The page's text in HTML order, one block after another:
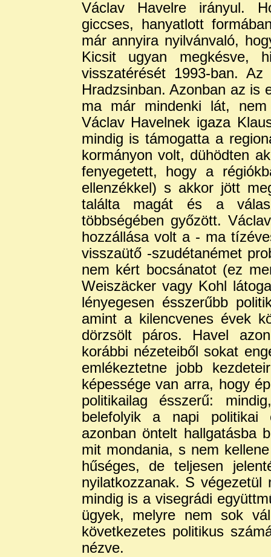
Václav Havelre irányul.
giccses, hanyatlott
már annyira nyilvánvaló,
Kicsit ugyan megkésve,
visszatérését 1993-ban.
Hradzsinban. Azonban az is
ma már mindenki lát,
Václav Havelnek igaza
mindig is támogatta a
kormányon volt, dühödten
fenyegetett, hogy a
ellenzékkel) s akkor jött
találta magát és a
többségében győzött.
hozzállása volt a - ma
visszaütő -szudétanémet
nem kért bocsánatot (ez
Weiszäcker vagy Kohl
lényegesen ésszerűbb
amint a kilencvenes évek
dörzsölt páros. Havel
korábbi nézeteiből sokat
emlékeztetne jobb
képessége van arra, hogy
politikailag ésszerű:
belefolyik a napi politikai
azonban öntelt hallgatásba
mit mondania, s nem
hűséges, de teljesen
nyilatkozzanak. S
mindig is a visegrádi
ügyek, melyre nem sok
következetes politikus
nézve.